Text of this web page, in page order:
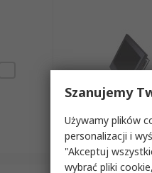
Szanujemy
Używamy plików
personalizacji i
"Akceptuj
wybrać pliki